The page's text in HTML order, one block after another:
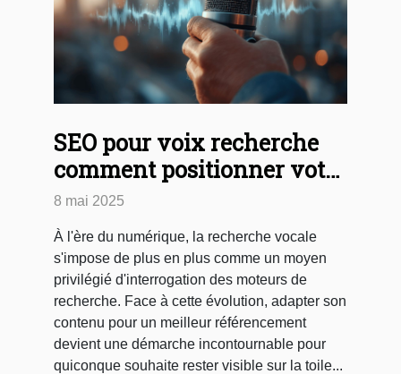
SEO pour voix recherche
comment positionner votre
contenu face à l'essor des
assistants vocaux
8 mai 2025
À l'ère du numérique, la recherche vocale
s'impose de plus en plus comme un moyen
privilégié d'interrogation des moteurs de
recherche. Face à cette évolution, adapter son
contenu pour un meilleur référencement
devient une démarche incontournable pour
quiconque souhaite rester visible sur la toile...